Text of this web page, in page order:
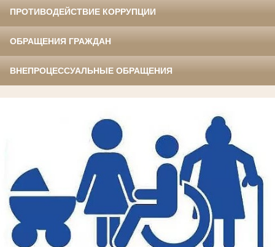
ПРОТИВОДЕЙСТВИЕ КОРРУПЦИИ
ОБРАЩЕНИЯ ГРАЖДАН
ВНЕПРОЦЕССУАЛЬНЫЕ ОБРАЩЕНИЯ